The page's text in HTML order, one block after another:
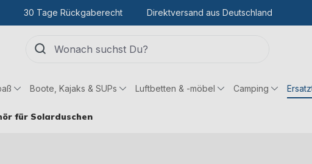
30 Tage Rückgaberecht Direktversand aus Deutschland
Boote, Kajaks & SUPs Luftbetten & -möbel Camping
für Solarduschen